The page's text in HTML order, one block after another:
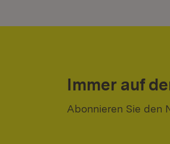
Immer auf
Abonnieren Sie den